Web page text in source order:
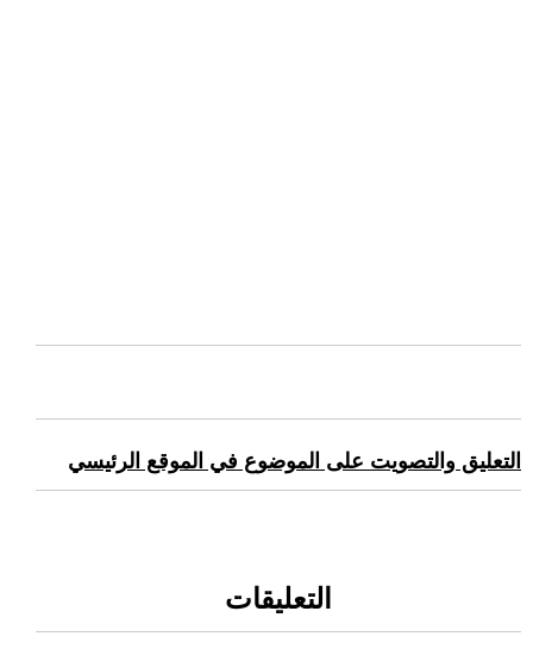
التعليق والتصويت على الموضوع في الموقع الرئيسي
التعليقات